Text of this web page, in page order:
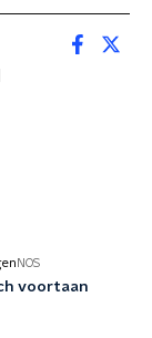
NOS
voortaan